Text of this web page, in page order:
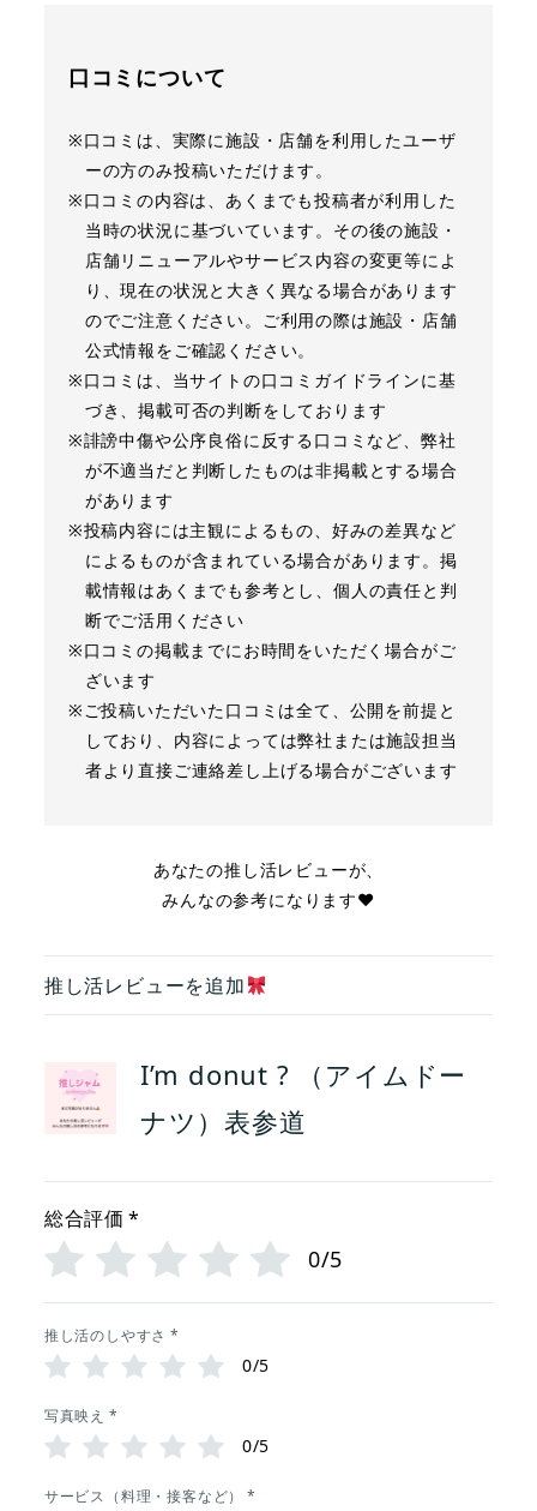
口コミについて
※口コミは、実際に施設・店舗を利用したユーザ
ーの方のみ投稿いただけます。
※口コミの内容は、あくまでも投稿者が利用した
当時の状況に基づいています。その後の施設・
店舗リニューアルやサービス内容の変更等によ
り、現在の状況と大きく異なる場合があります
のでご注意ください。ご利用の際は施設・店舗
公式情報をご確認ください。
※口コミは、当サイトの口コミガイドラインに基
づき、掲載可否の判断をしております
※誹謗中傷や公序良俗に反する口コミなど、弊社
が不適当だと判断したものは非掲載とする場合
があります
※投稿内容には主観によるもの、好みの差異など
によるものが含まれている場合があります。掲
載情報はあくまでも参考とし、個人の責任と判
断でご活用ください
※口コミの掲載までにお時間をいただく場合がご
ざいます
※ご投稿いただいた口コミは全て、公開を前提と
しており、内容によっては弊社または施設担当
者より直接ご連絡差し上げる場合がございます
あなたの推し活レビューが、
みんなの参考になります❤︎
推し活レビューを追加
I’m donut ? （アイムドー
ナツ）表参道
総合評価 *
0/5
推し活のしやすさ *
0/5
写真映え *
0/5
サービス（料理・接客など） *